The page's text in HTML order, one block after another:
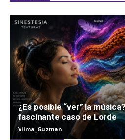
¿Es posible “ver” la
fascinante caso de Lorde
Vilma_Guzman